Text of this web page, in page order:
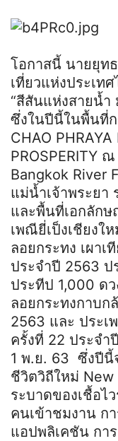
โอกาสนี้ นายยุท
เที่ยวแห่งประเ
“สีสันแห่งสายน้ำ
ซึ่งในปีนี้ในพื้นที่
CHAO PHRAYA
PROSPERITY
Bangkok River
แม่น้ำเจ้าพระยา
และพื้นที่เอกลัก
เพณียี่เป็งเชียงใ
ลอยกระทง เผา
ประจำปี 2563 ป
ประทีป 1,000 ด
ลอยกระทงกาบก
2563 และ ประเ
ครั้งที่ 22 ประจำ
1 พ.ย. 63 ซึ่งปีนี้
ชีวิตวิถีใหม่ New
ระบาดของเชื้อไ
คนเข้าชมงาน ก
แอปพลิเคชัน กา